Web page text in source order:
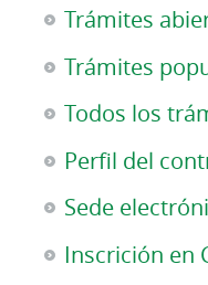
Trámites
Trámites
Todos los
Perfil del
Sede
Inscrición en